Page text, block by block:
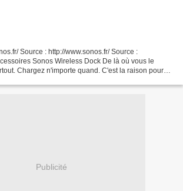
Source : http://www.sonos.fr/ Source :
Sonos Wireless Dock De là où vous le
Chargez n'importe quand. C'est la raison pour
Publicité